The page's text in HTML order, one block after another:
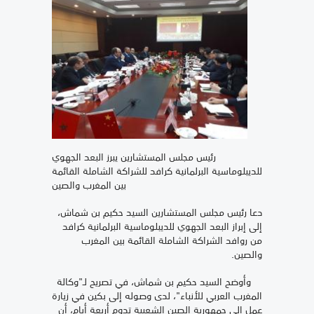
رئيس مجلس المستشارين يبرز البعد الجهوي
للديبلوماسية البرلمانية كرافد للشراكة الشاملة القائمة
بين المغرب والصين
دعا رئيس مجلس المستشارين السيد حكيم بن شماش،
إلى إبراز البعد الجهوي للديبلوماسية البرلمانية كرافد
من روافد الشراكة الشاملة القائمة بين المغرب
والصين.
وأوضح السيد حكيم بن شماش، في تصريح لـ"وكالة
المغرب العربي للأنباء"، لدى وصوله إلى بكين في زيارة
عمل إلى جمهورية الصين الشعبية تدوم أربعة أيام، أن